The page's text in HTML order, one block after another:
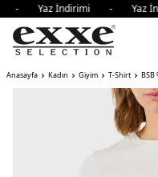
- Yaz İndirimi -
Anasayfa Kadın Giyim T-Shirt